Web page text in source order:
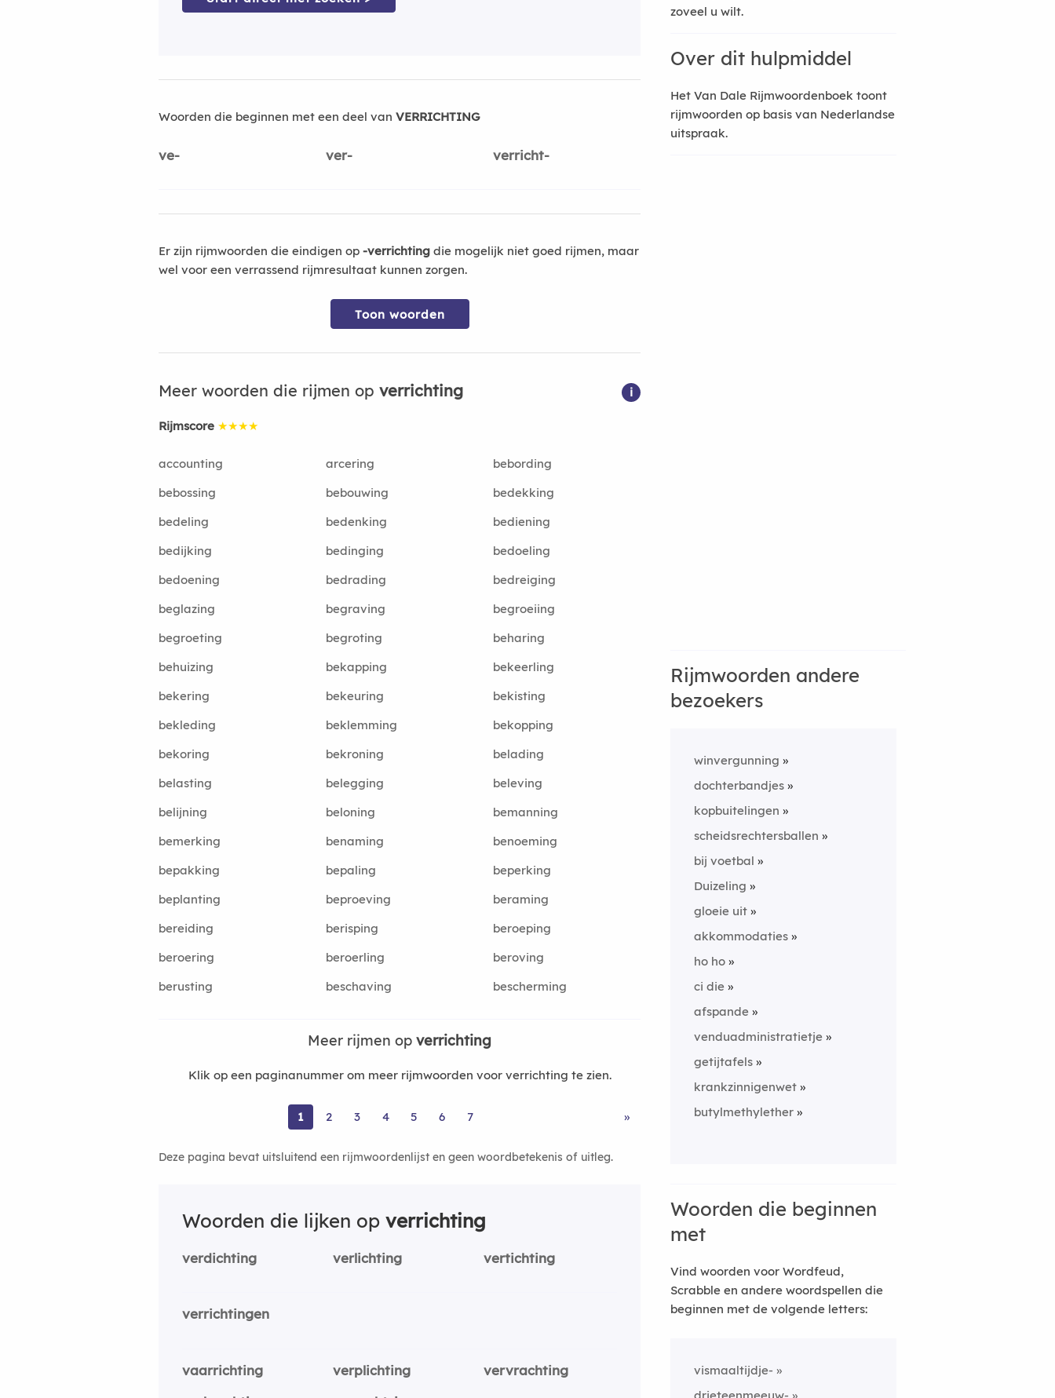
Woorden die beginnen met een deel van VERRICHTING
ve- ver- verricht-
Er zijn rijmwoorden die eindigen op -verrichting die mogelijk niet goed rijmen, maar
wel voor een verrassend rijmresultaat kunnen zorgen.
Toon woorden
Meer woorden die rijmen op verrichting i
Rijmscore ★★★★
accounting arcering
bebording
bebossing
bebouwing
bedekking
bedeling
bedenking
bediening
bedijking
bedinging
bedoeling
bedoening
bedrading
bedreiging
beglazing
begraving
begroeiing
begroeting
begroting
beharing
behuizing
bekapping
bekeerling
bekering
bekeuring
bekisting
bekleding
beklemming
bekopping
bekoring
bekroning
belading
belasting
belegging
beleving
belijning
beloning
bemanning
bemerking
benaming
benoeming
bepakking
bepaling
beperking
beplanting
beproeving
beraming
bereiding
berisping
beroeping
beroering
beroerling
beroving
berusting
beschaving bescherming
Meer rijmen opverrichting
Klik op een paginanummer om meer rijmwoorden voor verrichting te zien.
1 2 3 4 5 6 7 »
Deze pagina bevat uitsluitend een rijmwoordenlijst en geen woordbetekenis of uitleg.
Woorden die lijken op verrichting
verdichting verlichting vertichting
verrichtingen
vaarrichting verplichting
vervrachting
zoveel u wilt.
Over dit hulpmiddel
Het Van Dale Rijmwoordenboek toont
rijmwoorden op basis van Nederlandse
uitspraak.
Rijmwoorden andere
bezoekers
winvergunning
dochterbandjes
kopbuitelingen
scheidsrechtersballen
bij voetbal
Duizeling
gloeie uit
akkommodaties
ho ho
ci die
afspande
venduadministratietje
getijtafels
krankzinnigenwet
butylmethylether
Woorden die beginnen
met
Vind woorden voor Wordfeud,
Scrabble en andere woordspellen die
beginnen met de volgende letters:
vismaaltijdje-